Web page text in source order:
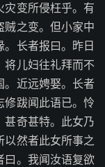
灾变所侵枉乎。有
贼之变。但小家中
长者报曰。昨日
将儿妇往礼拜而不
。近远娉娶。长者
修跋闻此语已。怜
甚奇甚特。此女乃
以然者此女所事之
曰。我闻汝语复欲